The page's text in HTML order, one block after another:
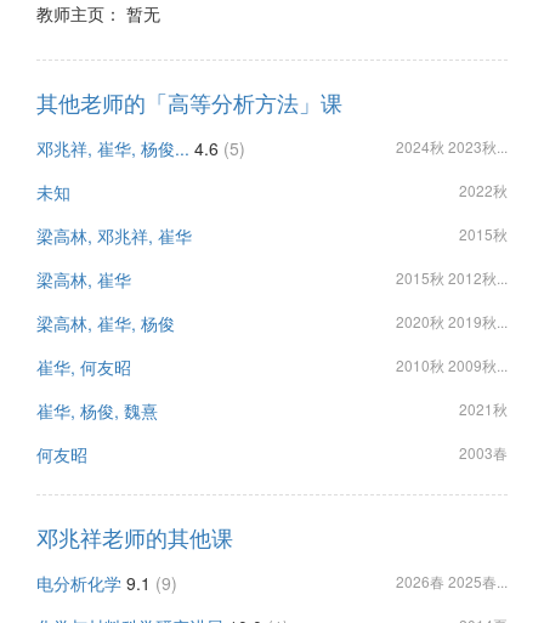
教师主页： 暂无
其他老师的「高等分析方法」课
邓兆祥, 崔华, 杨俊... 4.6 (5) 2024秋 2023秋...
未知 2022秋
梁高林, 邓兆祥, 崔华 2015秋
梁高林, 崔华 2015秋 2012秋...
梁高林, 崔华, 杨俊 2020秋 2019秋...
崔华, 何友昭 2010秋 2009秋...
崔华, 杨俊, 魏熹 2021秋
何友昭 2003春
邓兆祥老师的其他课
电分析化学 9.1 (9) 2026春 2025春...